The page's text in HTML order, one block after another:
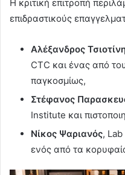
Η κριτική επιτροπή
επιδραστικούς
Αλέξανδρος
CTC και ένας από
παγκοσμίως,
Στέφανος
Institute και
Νίκος Ψαριανός,
ενός από τα